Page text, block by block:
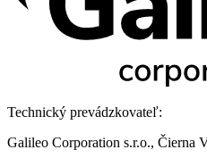
Technický prevádzkovateľ:
Galileo Corporation s.r.o., Čierna